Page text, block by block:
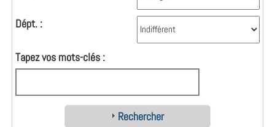
Dépt. :
Tapez vos mots-clés :
Rechercher